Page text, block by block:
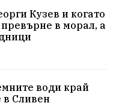
Родителство
Санкции
Кузев и когато
в морал, а
води край
Сливен